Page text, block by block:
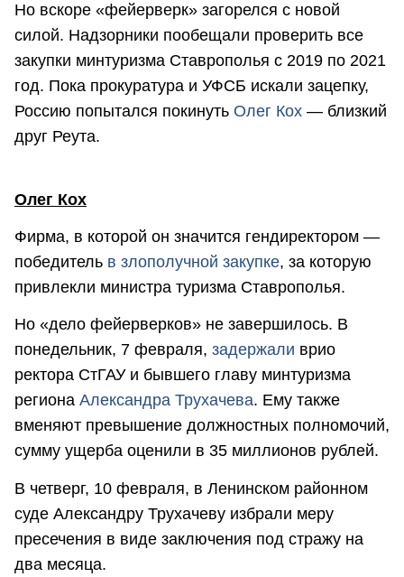
Но вскоре «фейерверк» загорелся с новой
силой. Надзорники пообещали проверить все
закупки минтуризма Ставрополья с 2019 по 2021
год. Пока прокуратура и УФСБ искали зацепку,
Россию попытался покинуть Олег Кох — близкий
друг Реута.
Олег Кох
Фирма, в которой он значится гендиректором —
победитель в злополучной закупке, за которую
привлекли министра туризма Ставрополья.
Но «дело фейерверков» не завершилось. В
понедельник, 7 февраля, задержали врио
ректора СтГАУ и бывшего главу минтуризма
региона Александра Трухачева. Ему также
вменяют превышение должностных полномочий,
сумму ущерба оценили в 35 миллионов рублей.
В четверг, 10 февраля, в Ленинском районном
суде Александру Трухачеву избрали меру
пресечения в виде заключения под стражу на
два месяца.